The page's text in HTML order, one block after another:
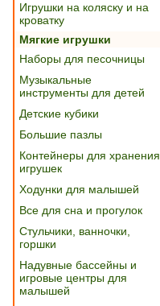
Игрушки на коляску и на
кроватку
Мягкие игрушки
Наборы для песочницы
Музыкальные
инструменты для детей
Детские кубики
Большие пазлы
Контейнеры для хранения
игрушек
Ходунки для малышей
Все для сна и прогулок
Стульчики, ванночки,
горшки
Надувные бассейны и
игровые центры для
малышей